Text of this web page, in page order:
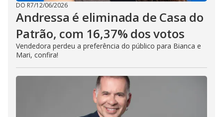
DO R7/12/06/2026
Andressa é eliminada de Casa do
Patrão, com 16,37% dos votos
Vendedora perdeu a preferência do público para Bianca e
Mari, confira!